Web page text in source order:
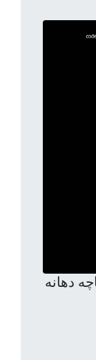
دهانه